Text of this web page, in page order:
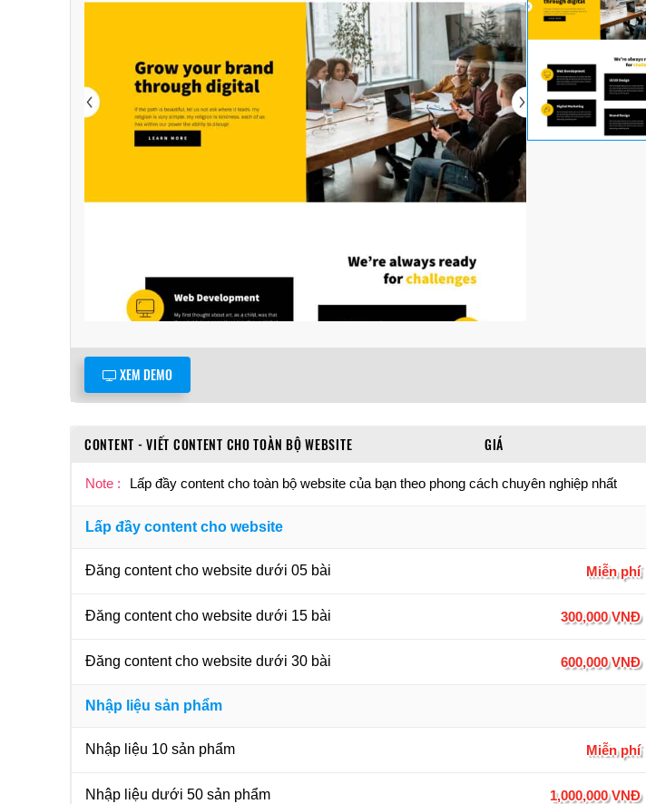
XEM DEMO
CONTENT - VIẾT CONTENT CHO TOÀN BỘ WEBSITE GIÁ
Note : Lấp đầy content cho toàn bộ website của bạn theo phong cách chuyên nghiệp nhất
Lấp đầy content cho website
Đăng content cho website dưới 05 bài Miễn phí
Đăng content cho website dưới 15 bài 300,000 VNĐ
Đăng content cho website dưới 30 bài 600,000 VNĐ
Nhập liệu sản phẩm
Nhập liệu 10 sản phẩm Miễn phí
Nhập liệu dưới 50 sản phẩm 1,000,000 VNĐ